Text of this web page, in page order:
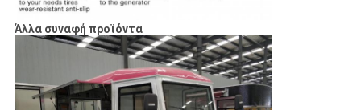
Άλλα συναφή προϊόντα